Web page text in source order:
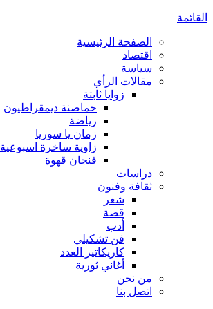
القائمة
الصفحة الرئيسية
اقتصاد
سياسة
مقالات الرأي
زوايا ثابتة
حماصنة ديمقراطيون
رياضة
زمان يا سوريا
زاوية ساخرة اسبوعية
فنجان قهوة
دراسات
ثقافة وفنون
شعر
قصة
أدب
فن تشكيلي
كاريكاتير العدد
أغاني ثورية
من نحن
اتصل بنا